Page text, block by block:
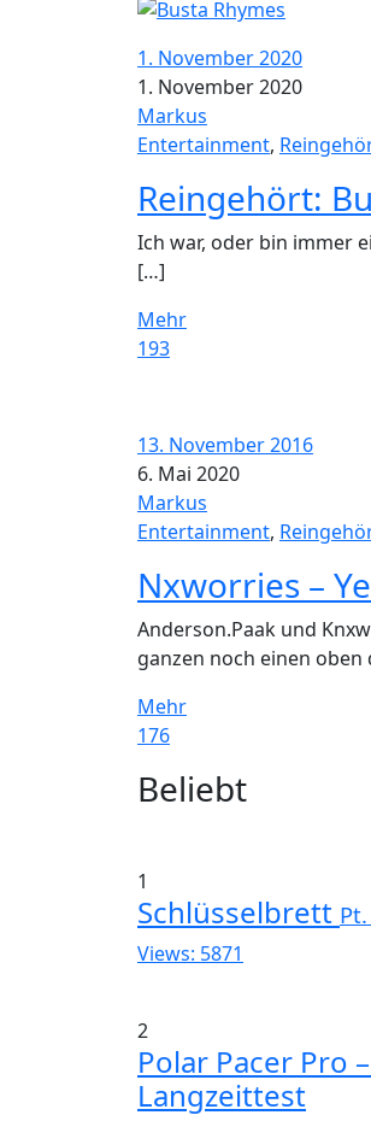
1. November 2020
1. November 2020
Markus
Entertainment,
Reingehört:
Ich war, oder bin immer
[…]
Mehr
193
13. November 2016
6. Mai 2020
Markus
Entertainment,
Nxworries –
Anderson.Paak und
ganzen noch einen
Mehr
176
WidgetsBeliebt
1
Schlüsselbrett
Views: 5871
2
Polar Pacer Pro
Langzeittest